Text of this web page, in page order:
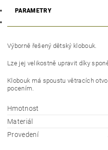
PARAMETRY
Výborně řešený dětský klobouk.
Lze jej velikostně upravit díky
Klobouk má spoustu větracích
pocením.
Hmotnost
Materiál
Provedení